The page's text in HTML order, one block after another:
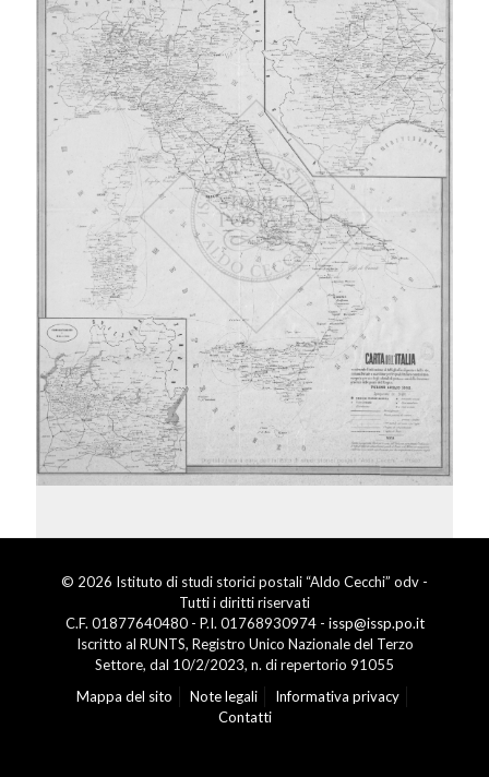
© 2026 Istituto di studi storici postali “Aldo Cecchi” odv -
Tutti i diritti riservati
C.F. 01877640480 - P.I. 01768930974 - issp@issp.po.it
Iscritto al RUNTS, Registro Unico Nazionale del Terzo
Settore, dal 10/2/2023, n. di repertorio 91055
Mappa del sito
Note legali
Informativa privacy
Contatti